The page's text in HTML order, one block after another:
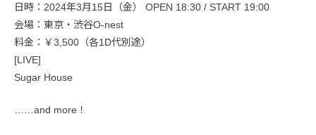
日時：2024年3月15日（金） OPEN 18:30 / START 19:00
会場：東京・渋谷O-nest
料金：￥3,500（各1D代別途）
[LIVE]
Sugar House
……and more！